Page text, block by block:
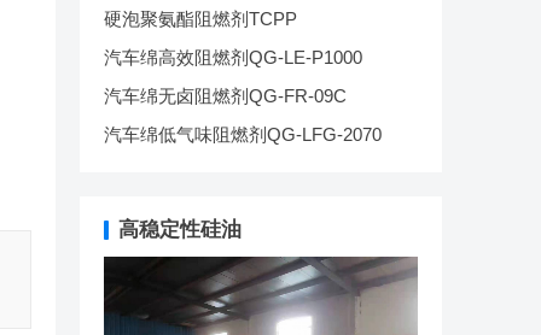
硬泡聚氨酯阻燃剂TCPP
汽车绵高效阻燃剂QG-LE-P1000
汽车绵无卤阻燃剂QG-FR-09C
汽车绵低气味阻燃剂QG-LFG-2070
高稳定性硅油